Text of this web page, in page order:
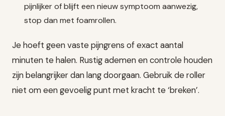
pijnlijker of blijft een nieuw symptoom aanwezig,
stop dan met foamrollen.
Je hoeft geen vaste pijngrens of exact aantal
minuten te halen. Rustig ademen en controle houden
zijn belangrijker dan lang doorgaan. Gebruik de roller
niet om een gevoelig punt met kracht te ‘breken’.